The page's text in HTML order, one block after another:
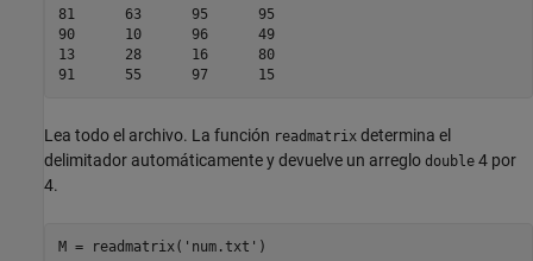
81	63	95	95
90	10	96	49
13	28	16	80
Lea todo el archivo. La función readmatrix determina el
delimitador automáticamente y devuelve un arreglo double 4 por
4.
M = readmatrix( 'num.txt' )